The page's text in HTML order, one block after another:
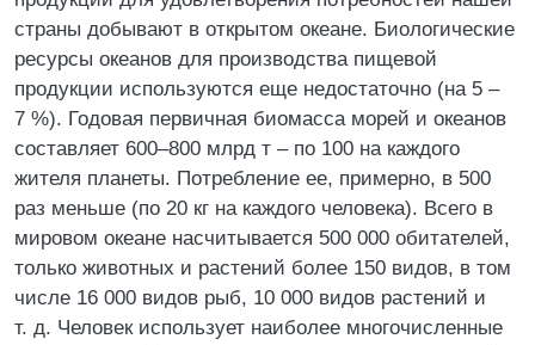
страны добывают в открытом океане. Биологические
ресурсы океанов для производства пищевой
продукции используются еще недостаточно (на 5 –
7 %). Годовая первичная биомасса морей и океанов
составляет 600–800 млрд т – по 100 на каждого
жителя планеты. Потребление ее, примерно, в 500
раз меньше (по 20 кг на каждого человека). Всего в
мировом океане насчитывается 500 000 обитателей,
только животных и растений более 150 видов, в том
числе 16 000 видов рыб, 10 000 видов растений и
т. д. Человек использует наиболее многочисленные